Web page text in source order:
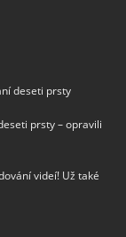
deseti prsty
prsty – opravili
videí! Už také